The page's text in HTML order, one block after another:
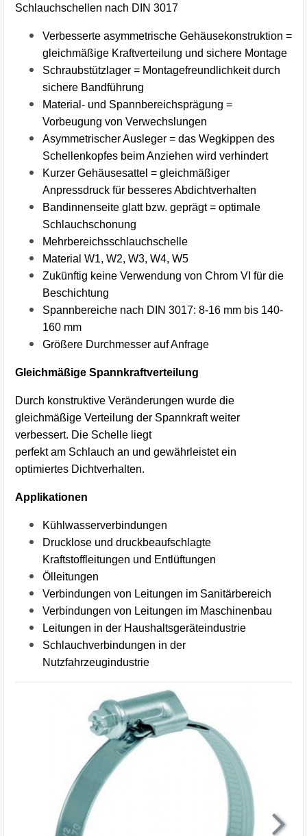
Schlauchschellen nach DIN 3017
Verbesserte asymmetrische Gehäusekonstruktion =
gleichmäßige Kraftverteilung und sichere Montage
Schraubstützlager = Montagefreundlichkeit durch
sichere Bandführung
Material- und Spannbereichsprägung =
Vorbeugung von Verwechslungen
Asymmetrischer Ausleger = das Wegkippen des
Schellenkopfes beim Anziehen wird verhindert
Kurzer Gehäusesattel = gleichmäßiger
Anpressdruck für besseres Abdichtverhalten
Bandinnenseite glatt bzw. geprägt = optimale
Schlauchschonung
Mehrbereichsschlauchschelle
Material W1, W2, W3, W4, W5
Zukünftig keine Verwendung von Chrom VI für die
Beschichtung
Spannbereiche nach DIN 3017: 8-16 mm bis 140-
160 mm
Größere Durchmesser auf Anfrage
Gleichmäßige Spannkraftverteilung
Durch konstruktive Veränderungen wurde die
gleichmäßige Verteilung der Spannkraft weiter
verbessert. Die Schelle liegt
perfekt am Schlauch an und gewährleistet ein
optimiertes Dichtverhalten.
Applikationen
Kühlwasserverbindungen
Drucklose und druckbeaufschlagte
Kraftstoffleitungen und Entlüftungen
Ölleitungen
Verbindungen von Leitungen im Sanitärbereich
Verbindungen von Leitungen im Maschinenbau
Leitungen in der Haushaltsgeräteindustrie
Schlauchverbindungen in der
Nutzfahrzeugindustrie
